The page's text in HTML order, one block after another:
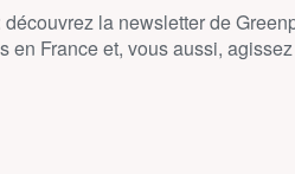
la newsletter de
France et, vous aussi,